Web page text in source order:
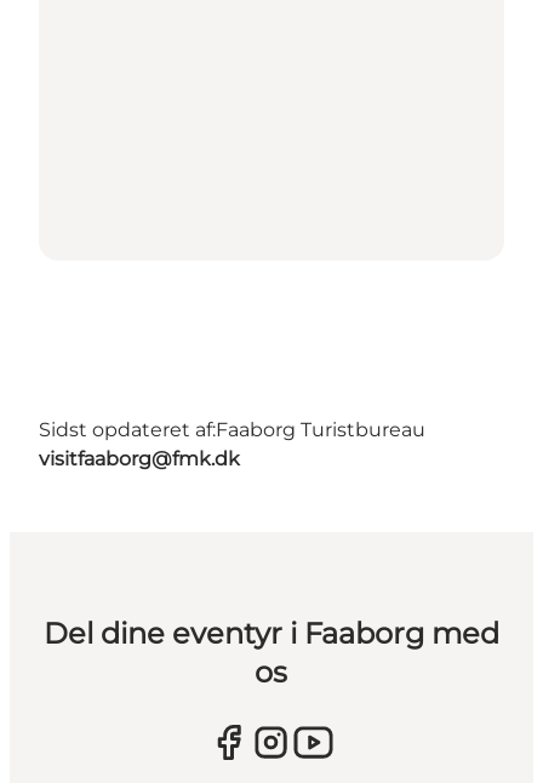
Sidst opdateret af:Faaborg Turistbureau
visitfaaborg@fmk.dk
Del dine eventyr i Faaborg med
os